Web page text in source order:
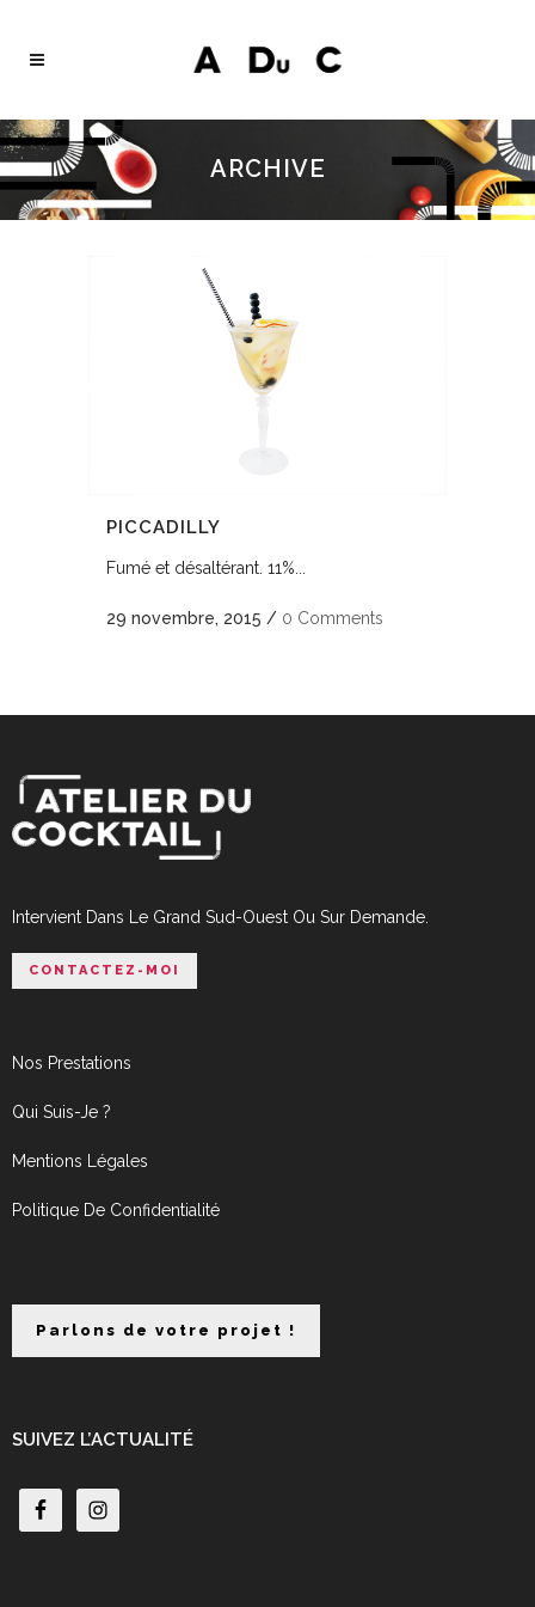
ARCHIVE
PICCADILLY
Fumé et désaltérant. 11%...
29 novembre, 2015 / 0 Comments
Intervient Dans Le Grand Sud-Ouest Ou Sur Demande.
CONTACTEZ-MOI
Nos Prestations
Qui Suis-Je ?
Mentions Légales
Politique De Confidentialité
Parlons de votre projet !
SUIVEZ L’ACTUALITÉ